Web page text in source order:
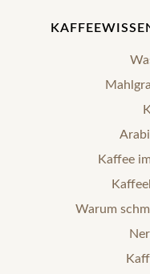
Kaffee
Warum